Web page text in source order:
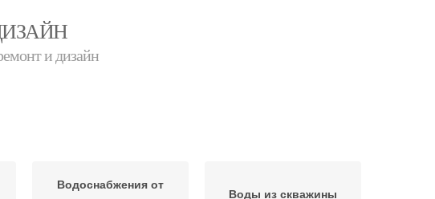
и дизайн
Водоснабжения от
Воды из скважины